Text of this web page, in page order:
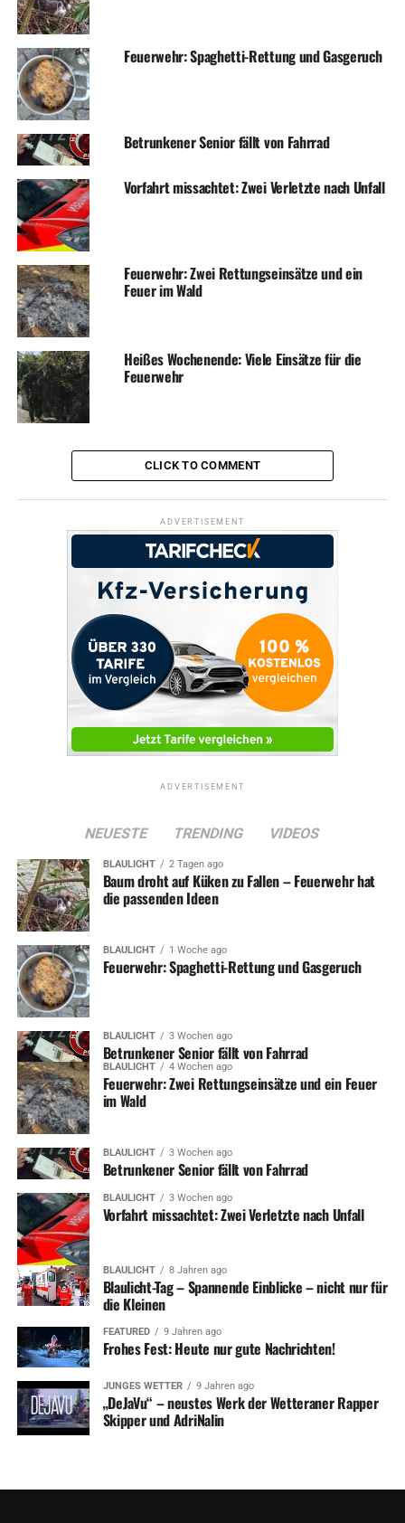
RELATED TOPICS:
Einbruch in Einfamilienhaus scheitert an stabiler Balkontür
Mehrere Feuerwehreinsätze am zweiten Weihnachtstag
Feuerwehr: Spaghetti-Rettung und Gasgeruch
Betrunkener Senior fällt von Fahrrad
Vorfahrt missachtet: Zwei Verletzte nach Unfall
Feuerwehr: Zwei Rettungseinsätze und ein
Feuer im Wald
Heißes Wochenende: Viele Einsätze für die
Feuerwehr
CLICK TO COMMENT
ADVERTISEMENT
ADVERTISEMENT
NEUESTE TRENDING VIDEOS
BLAULICHT 2 Tagen ago
Baum droht auf Küken zu Fallen – Feuerwehr hat
die passenden Ideen
BLAULICHT 1 Woche ago
Feuerwehr: Spaghetti-Rettung und Gasgeruch
BLAULICHT 3 Wochen ago
Betrunkener Senior fällt von Fahrrad
BLAULICHT 4 Wochen ago
Feuerwehr: Zwei Rettungseinsätze und ein Feuer
im Wald
BLAULICHT 3 Wochen ago
Betrunkener Senior fällt von Fahrrad
BLAULICHT 3 Wochen ago
Vorfahrt missachtet: Zwei Verletzte nach Unfall
BLAULICHT 8 Jahren ago
Blaulicht-Tag – Spannende Einblicke – nicht nur für
die Kleinen
FEATURED 9 Jahren ago
Frohes Fest: Heute nur gute Nachrichten!
JUNGES WETTER 9 Jahren ago
„DeJaVu“ – neustes Werk der Wetteraner Rapper
Skipper und AdriNalin